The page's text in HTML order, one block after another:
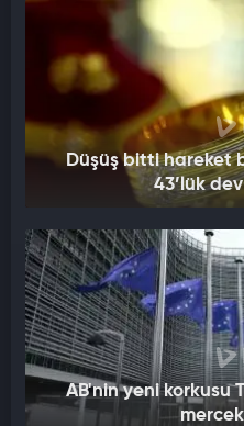
Düşüş bitti hareket
43’lük
AB'nin yeni korkusu